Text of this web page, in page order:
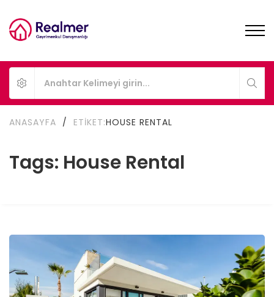
Tags: House Rental
ANASAYFA / ETIKET:HOUSE RENTAL